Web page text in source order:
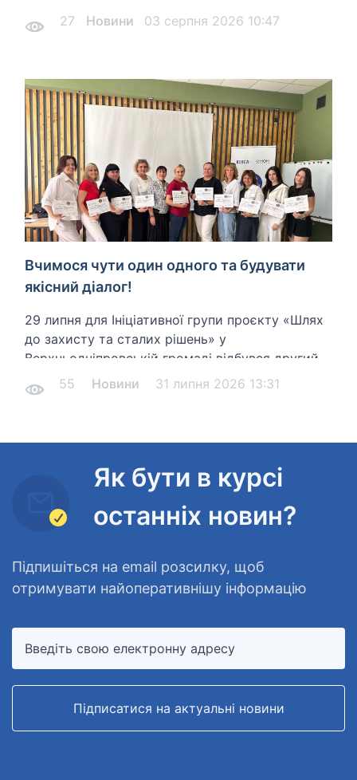
територіальної громади Кам’янського
Героя України Владислава Солопа у місті
Верхньодніпровськ Верхньодніпровської
27 Новини 03 серпня 2026 10:47
Вчимося чути один одного та будувати
якісний діалог!
29 липня для Ініціативної групи проєкту «Шлях
до захисту та сталих рішень» у
Верхньодніпровській громаді відбувся другий
насичений тренінг. Цього разу говорили про
надзвичайно важливі речі — «Комунікацію та
55 Новини 31 липня 2026 13:31
Як бути в курсі
останніх новин?
Підпишіться на email розсилку, щоб
отримувати найоперативнішу інформацію
Підписатися на актуальні новини